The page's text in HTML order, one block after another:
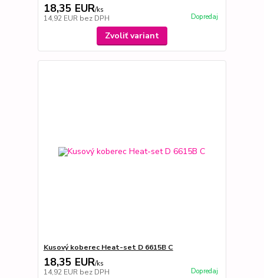
18,35 EUR/ks
14,92 EUR bez DPH Dopredaj
Zvoliť variant
Kusový koberec Heat-set D 6615B C
18,35 EUR/ks
14,92 EUR bez DPH Dopredaj